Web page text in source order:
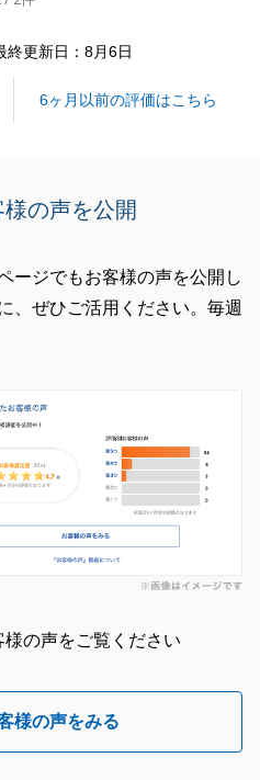
終更新日：8月6日
6ヶ月以前の評価はこちら
の声を公開
ージでもお客様の声を公開し
、ぜひご活用ください。毎週
の声をご覧ください
様の声をみる